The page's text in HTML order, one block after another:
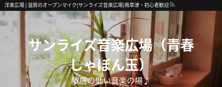
洋楽広場 | 滋賀のオープンマイク|サンライズ音楽広場|南草津・初心者歓迎
サンライズ音楽広場（青春
しゃぼん玉）
敷居の低い音楽の場♪